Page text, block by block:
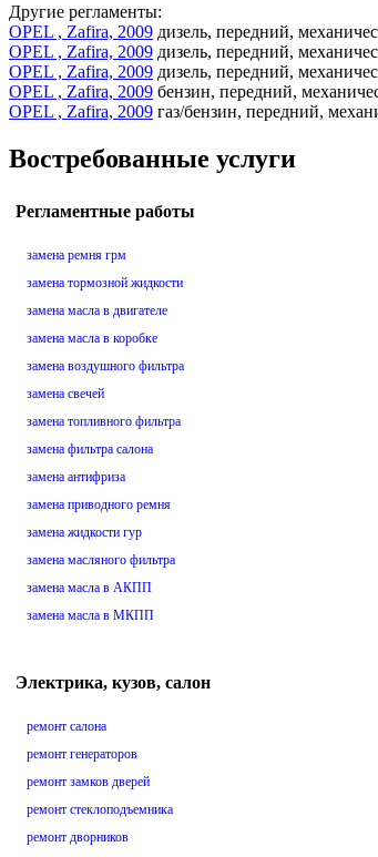
Другие регламенты:
OPEL , Zafira, 2009 дизель, передний,
OPEL , Zafira, 2009 дизель, передний,
OPEL , Zafira, 2009 дизель, передний,
OPEL , Zafira, 2009 бензин, передний,
OPEL , Zafira, 2009 газ/бензин, передний,
Востребованные услуги
Регламентные работы
замена ремня грм
замена тормозной жидкости
замена масла в двигателе
замена масла в коробке
замена воздушного фильтра
замена свечей
замена топливного фильтра
замена фильтра салона
замена антифриза
замена приводного ремня
замена жидкости гур
замена масляного фильтра
замена масла в АКПП
замена масла в МКПП
Электрика, кузов, салон
ремонт салона
ремонт генераторов
ремонт замков дверей
ремонт стеклоподъемника
ремонт дворников